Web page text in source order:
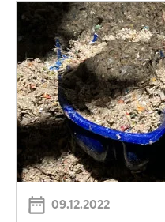
09.12.2022